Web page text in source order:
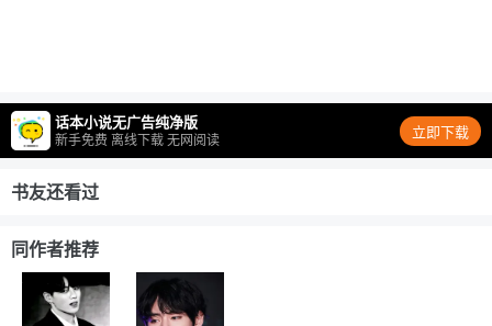
话本小说无广告纯净版
新手免费 离线下载 无网阅读 立即下载
书友还看过
同作者推荐